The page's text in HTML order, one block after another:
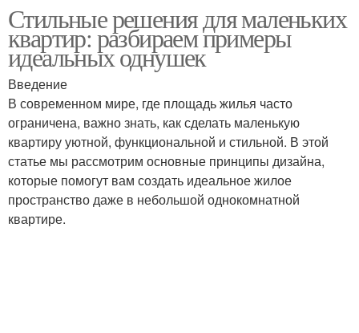
Стильные решения для маленьких
квартир: разбираем примеры
идеальных однушек
Введение
В современном мире, где площадь жилья часто
ограничена, важно знать, как сделать маленькую
квартиру уютной, функциональной и стильной. В этой
статье мы рассмотрим основные принципы дизайна,
которые помогут вам создать идеальное жилое
пространство даже в небольшой однокомнатной
квартире.